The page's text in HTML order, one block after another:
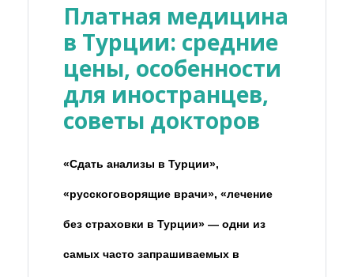
Платная медицина
в Турции: средние
цены, особенности
для иностранцев,
советы докторов
«Сдать анализы в Турции»,
«русскоговорящие врачи», «лечение
без страховки в Турции» — одни из
самых часто запрашиваемых в